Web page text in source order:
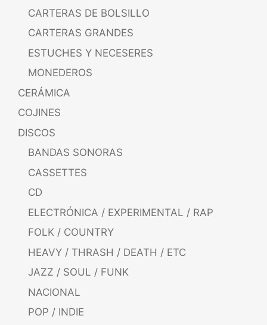
CARTERAS DE BOLSILLO
CARTERAS GRANDES
ESTUCHES Y NECESERES
MONEDEROS
CERÁMICA
COJINES
DISCOS
BANDAS SONORAS
CASSETTES
CD
ELECTRÓNICA / EXPERIMENTAL / RAP
FOLK / COUNTRY
HEAVY / THRASH / DEATH / ETC
JAZZ / SOUL / FUNK
NACIONAL
POP / INDIE